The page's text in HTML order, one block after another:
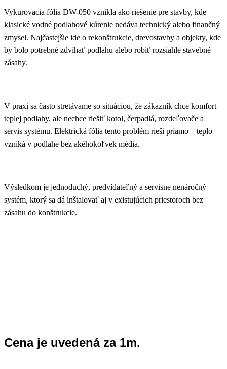
Vykurovacia fólia DW-050 vznikla ako riešenie pre stavby, kde
klasické vodné podlahové kúrenie nedáva technický alebo finančný
zmysel. Najčastejšie ide o rekonštrukcie, drevostavby a objekty, kde
by bolo potrebné zdvíhať podlahu alebo robiť rozsiahle stavebné
zásahy.
V praxi sa často stretávame so situáciou, že zákazník chce komfort
teplej podlahy, ale nechce riešiť kotol, čerpadlá, rozdeľovače a
servis systému. Elektrická fólia tento problém rieši priamo – teplo
vzniká v podlahe bez akéhokoľvek média.
Výsledkom je jednoduchý, predvídateľný a servisne nenáročný
systém, ktorý sa dá inštalovať aj v existujúcich priestoroch bez
zásahu do konštrukcie.
Cena je uvedená za 1m.